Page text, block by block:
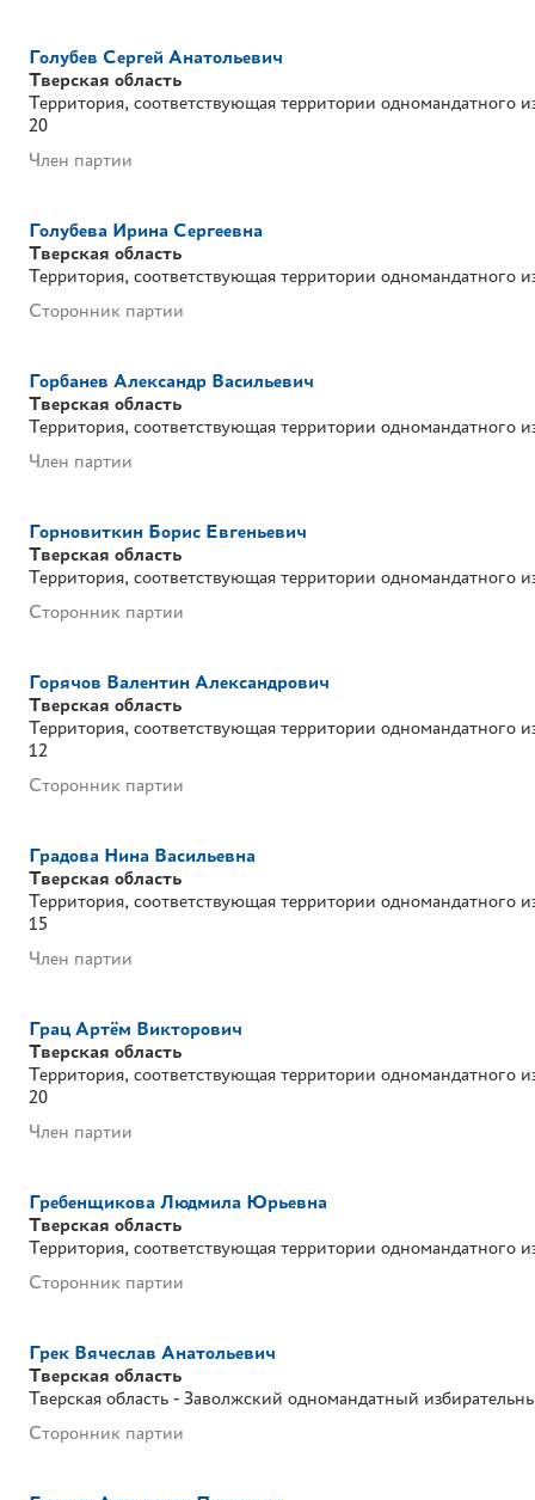
Голубев Сергей Анатольевич
Тверская область
Территория, соответствующая территории
20
Член партии
Голубева Ирина Сергеевна
Тверская область
Территория, соответствующая территории
Сторонник партии
Горбанев Александр Васильевич
Тверская область
Территория, соответствующая территории
Член партии
Горновиткин Борис Евгеньевич
Тверская область
Территория, соответствующая территории
Сторонник партии
Горячов Валентин Александрович
Тверская область
Территория, соответствующая территории
12
Сторонник партии
Градова Нина Васильевна
Тверская область
Территория, соответствующая территории
15
Член партии
Грац Артём Викторович
Тверская область
Территория, соответствующая территории
20
Член партии
Гребенщикова Людмила Юрьевна
Тверская область
Территория, соответствующая территории
Сторонник партии
Грек Вячеслав Анатольевич
Тверская область
Тверская область - Заволжский одномандатный
Сторонник партии